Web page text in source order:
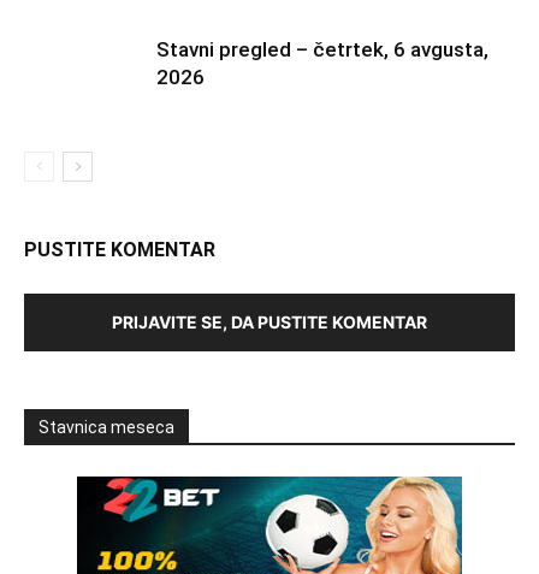
Stavni pregled – četrtek, 6 avgusta,
2026
PUSTITE KOMENTAR
PRIJAVITE SE, DA PUSTITE KOMENTAR
Stavnica meseca